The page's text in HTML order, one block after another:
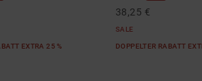
EXTRA 25 %
38,25 €
SALE
DOPPELTER RABATT